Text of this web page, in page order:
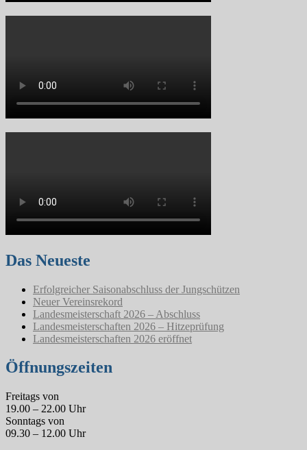
Das Neueste
Erfolgreicher Saisonabschluss der Jungschützen
Neuer Vereinsrekord
Landesmeisterschaft 2026 – Abschluss
Landesmeisterschaften 2026 – Hitzeprüfung
Landesmeisterschaften 2026 eröffnet
Öffnungszeiten
Freitags von
19.00 – 22.00 Uhr
Sonntags von
09.30 – 12.00 Uhr